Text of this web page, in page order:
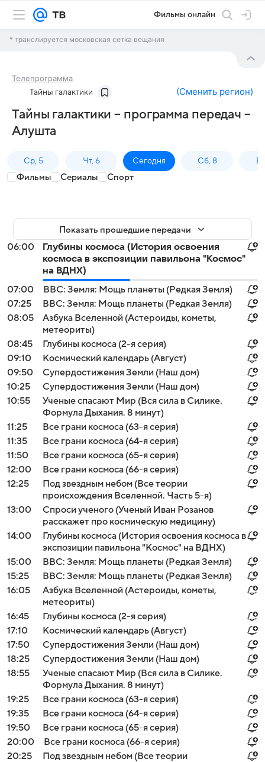
Фильмы онлайн
* транслируется московская сетка вещания
Телепрограмма
Тайны галактики (Сменить регион)
Тайны галактики – программа передач –
Алушта
Ср, 5 Чт, 6 Сегодня Сб, 8
Фильмы Сериалы Спорт
Показать прошедшие передачи
06:00
Глубины космоса (История освоения
космоса в экспозиции павильона "Космос"
на ВДНХ)
07:00
BBC: Земля: Мощь планеты (Редкая Земля)
07:25
BBC: Земля: Мощь планеты (Редкая Земля)
08:05
Азбука Вселенной (Астероиды, кометы,
метеориты)
08:45
Глубины космоса (2-я серия)
09:10
Космический календарь (Август)
09:50
Супердостижения Земли (Наш дом)
10:25
Супердостижения Земли (Наш дом)
10:55
Ученые спасают Мир (Вся сила в Силике.
Формула Дыхания. 8 минут)
11:25
Все грани космоса (63-я серия)
11:35
Все грани космоса (64-я серия)
11:50
Все грани космоса (65-я серия)
12:00
Все грани космоса (66-я серия)
12:25
Под звездным небом (Все теории
происхождения Вселенной. Часть 5-я)
13:00
Спроси ученого (Ученый Иван Розанов
расскажет про космическую медицину)
14:00
Глубины космоса (История освоения космоса в
экспозиции павильона "Космос" на ВДНХ)
15:00
BBC: Земля: Мощь планеты (Редкая Земля)
15:25
BBC: Земля: Мощь планеты (Редкая Земля)
16:05
Азбука Вселенной (Астероиды, кометы,
метеориты)
16:45
Глубины космоса (2-я серия)
17:10
Космический календарь (Август)
17:50
Супердостижения Земли (Наш дом)
18:25
Супердостижения Земли (Наш дом)
18:55
Ученые спасают Мир (Вся сила в Силике.
Формула Дыхания. 8 минут)
19:25
Все грани космоса (63-я серия)
19:35
Все грани космоса (64-я серия)
19:50
Все грани космоса (65-я серия)
20:00
Все грани космоса (66-я серия)
20:25
Под звездным небом (Все теории